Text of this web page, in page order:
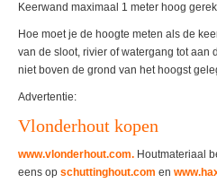
Keerwand maximaal 1 meter hoog
Hoe moet je de hoogte meten als de
van de sloot, rivier of watergang tot aan
niet boven de grond van het hoogst
Advertentie:
Vlonderhout kopen
www.vlonderhout.com. Houtmateriaal
eens op schuttinghout.com en